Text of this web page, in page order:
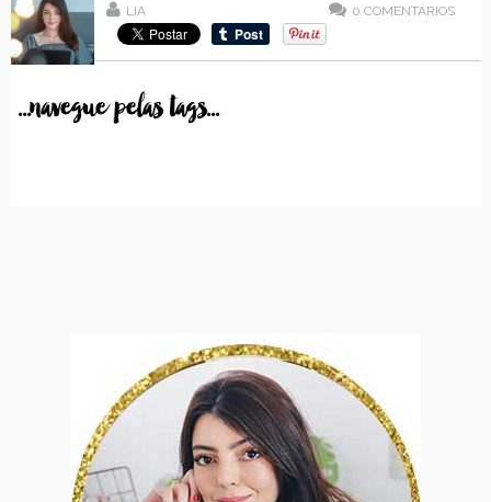
LIA 0 COMENTÁRIOS
...navegue pelas tags...